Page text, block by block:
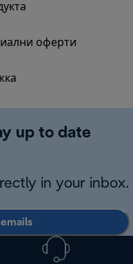
оферти
up to date
in your inbox.